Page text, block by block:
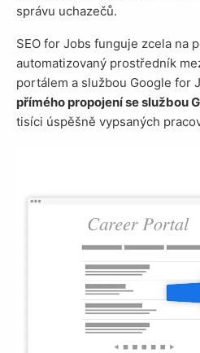
správu uchazečů.
SEO for Jobs funguje zcela na pozadí jako
automatizovaný prostředník
portálem a službou Google for
přímého propojení se službou
tisíci úspěšně vypsaných